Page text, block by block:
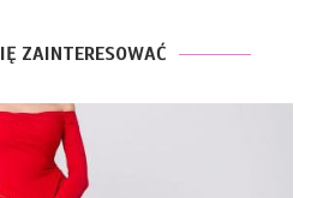
ZAINTERESOWAĆ